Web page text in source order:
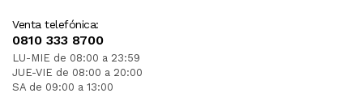
Venta telefónica:
0810 333 8700
LU-MIE de 08:00 a 23:59
JUE-VIE de 08:00 a 20:00
SA de 09:00 a 13:00